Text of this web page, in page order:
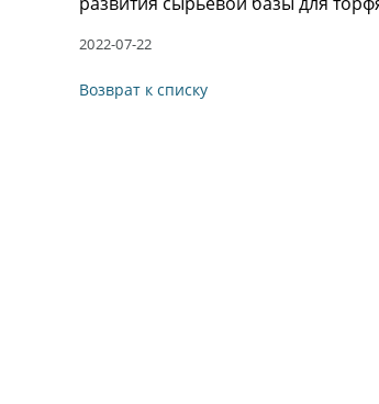
2022-07-22
Возврат к списку